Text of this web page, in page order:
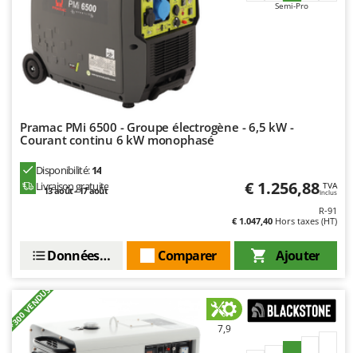
Stiga
Stocker
Sunseeker
TecnoGen
Telwin
Tenco
Titania
Tre Spade
Trev - Abrek - TecnoVIR
Trotec
Semi-Pro
Pramac PMi 6500 - Groupe électrogène - 6,5 kW -
Courant continu 6 kW monophasé
Disponibilité:14
Livraison gratuite
13 août - 17 août € 1.256,88 TVA
Inclus
R-91
€ 1.047,40 Hors taxes (HT)
Ajouter
Comparer
Données techniques
+300 VENDUS 7,9